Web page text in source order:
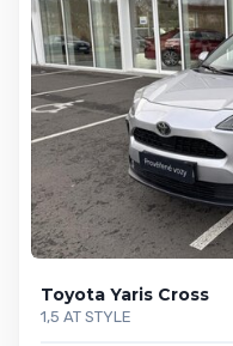
Toyota Yaris Cross
1,5 AT STYLE